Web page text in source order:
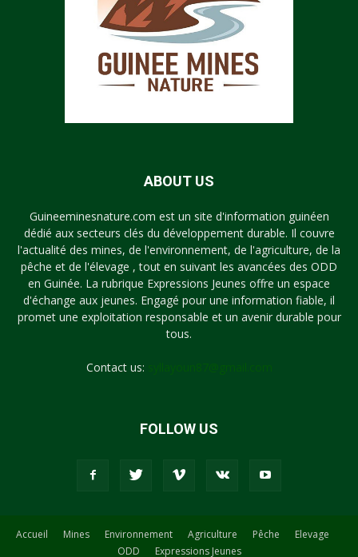
ABOUT US
Guineeminesnature.com est un site d'information guinéen
dédié aux secteurs clés du développement durable. Il couvre
l'actualité des mines, de l'environnement, de l'agriculture, de la
pêche et de l'élevage , tout en suivant les avancées des ODD
en Guinée. La rubrique Expressions Jeunes offre un espace
d'échange aux jeunes. Engagé pour une information fiable, il
promet une exploitation responsable et un avenir durable pour
tous.
Contact us:
FOLLOW US
Accueil Mines Environnement Agriculture Pêche
Elevage
ODD
Expressions Jeunes